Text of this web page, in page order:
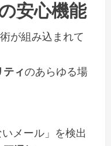
安心機能
が組み込まれて
ィのあらゆる場
メール」を検出